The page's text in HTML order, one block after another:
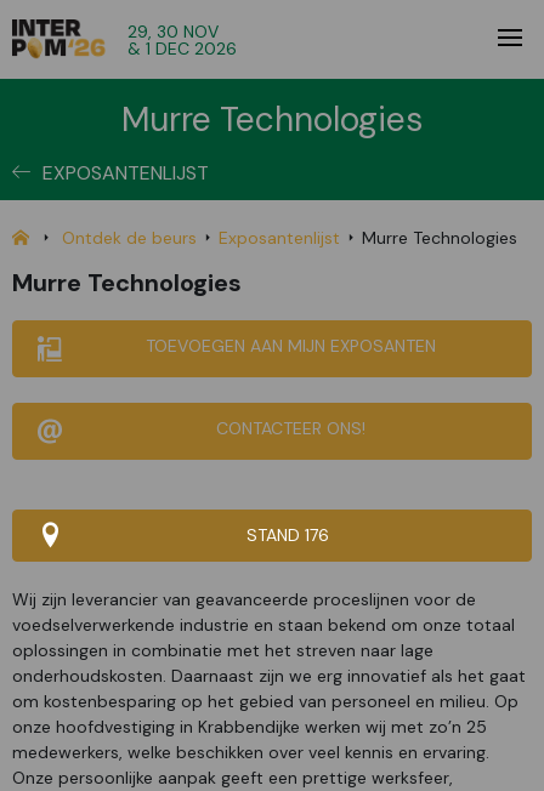
29, 30 NOV
& 1 DEC 2026
Murre Technologies
EXPOSANTENLIJST
Ontdek de beurs Exposantenlijst Murre Technologies
Murre Technologies
TOEVOEGEN AAN MIJN EXPOSANTEN
CONTACTEER ONS!
STAND 176
Wij zijn leverancier van geavanceerde proceslijnen voor de
voedselverwerkende industrie en staan bekend om onze totaal
oplossingen in combinatie met het streven naar lage
onderhoudskosten. Daarnaast zijn we erg innovatief als het gaat
om kostenbesparing op het gebied van personeel en milieu. Op
onze hoofdvestiging in Krabbendijke werken wij met zo’n 25
medewerkers, welke beschikken over veel kennis en ervaring.
Onze persoonlijke aanpak geeft een prettige werksfeer,